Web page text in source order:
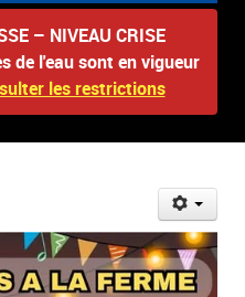
– NIVEAU CRISE
de l'eau sont en vigueur
les restrictions